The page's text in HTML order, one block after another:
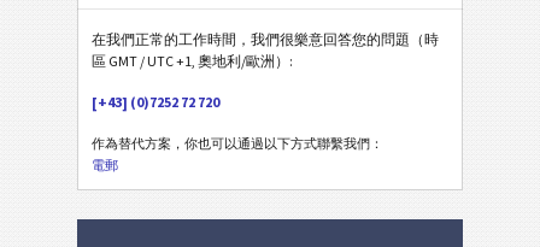
在我們正常的工作時間，我們很樂意回答您的問題（時
區 GMT / UTC +1, 奧地利/歐洲）:
[+43] (0)7252 72 720
作為替代方案，你也可以通過以下方式聯繫我們：
電郵